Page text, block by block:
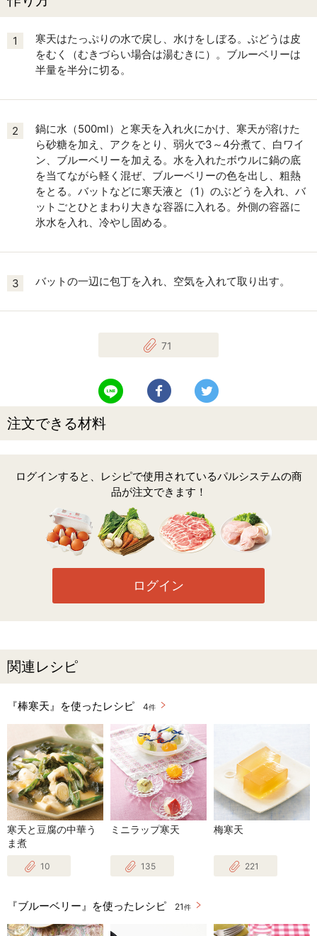
1
寒天はたっぷりの水で戻し、水けをしぼる。ぶどうは皮
をむく（むきづらい場合は湯むきに）。ブルーベリーは
半量を半分に切る。
2
鍋に水（500ml）と寒天を入れ火にかけ、寒天が溶けた
ら砂糖を加え、アクをとり、弱火で3～4分煮て、白ワイ
ン、ブルーベリーを加える。水を入れたボウルに鍋の底
を当てながら軽く混ぜ、ブルーベリーの色を出し、粗熱
をとる。バットなどに寒天液と（1）のぶどうを入れ、バ
ットごとひとまわり大きな容器に入れる。外側の容器に
氷水を入れ、冷やし固める。
3 バットの一辺に包丁を入れ、空気を入れて取り出す。
71
LINEで送る Facebookでシェアする
注文できる材料
ログインすると、レシピで使用されているパルシステムの商
品が注文できます！
ログイン
関連レシピ
『棒寒天』を使ったレシピ 4件
寒天と豆腐の中華う
ま煮
10
ミニラップ寒天
135
梅寒天
221
『ブルーベリー』を使ったレシピ 21 件